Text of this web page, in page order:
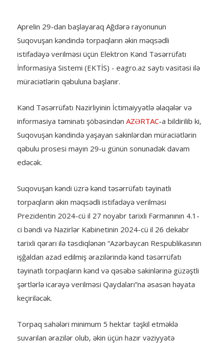
Aprelin 29-dan başlayaraq Ağdərə rayonunun
Suqovuşan kəndində torpaqların əkin məqsədli
istifadəyə verilməsi üçün Elektron Kənd Təsərrüfatı
İnformasiya Sistemi (EKTİS) - eagro.az saytı vasitəsi ilə
müraciətlərin qəbuluna başlanır.
Kənd Təsərrüfatı Nazirliyinin İctimaiyyətlə əlaqələr və
informasiya təminatı şöbəsindən AZƏRTAC-a bildirilib ki,
Suqovuşan kəndində yaşayan sakinlərdən müraciətlərin
qəbulu prosesi mayın 29-u günün sonunadək davam
edəcək.
Suqovuşan kəndi üzrə kənd təsərrüfatı təyinatlı
torpaqların əkin məqsədli istifadəyə verilməsi
Prezidentin 2024-cü il 27 noyabr tarixli Fərmanının 4.1-
ci bəndi və Nazirlər Kabinetinin 2024-cü il 26 dekabr
tarixli qərarı ilə təsdiqlənən “Azərbaycan Respublikasının
işğaldan azad edilmiş ərazilərində kənd təsərrüfatı
təyinatlı torpaqların kənd və qəsəbə sakinlərinə güzəştli
şərtlərlə icarəyə verilməsi Qaydaları”na əsasən həyata
keçiriləcək.
Torpaq sahələri minimum 5 hektar təşkil etməklə
suvarılan ərazilər olub, əkin üçün hazır vəziyyətə